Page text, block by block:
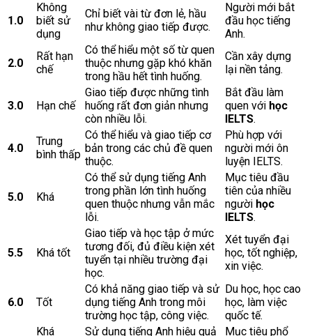
1.0
Không
biết sử
dụng
Chỉ biết vài từ đơn lẻ, hầu
như không giao tiếp được.
Người mới bắt
đầu học tiếng
Anh.
2.0
Rất hạn
chế
Có thể hiểu một số từ quen
thuộc nhưng gặp khó khăn
trong hầu hết tình huống.
Cần xây dựng
lại nền tảng.
3.0 Hạn chế
Giao tiếp được những tình
huống rất đơn giản nhưng
còn nhiều lỗi.
Bắt đầu làm
quen với học
IELTS.
4.0
Trung
bình thấp
Có thể hiểu và giao tiếp cơ
bản trong các chủ đề quen
thuộc.
Phù hợp với
người mới ôn
luyện IELTS.
5.0 Khá
Có thể sử dụng tiếng Anh
trong phần lớn tình huống
quen thuộc nhưng vẫn mắc
lỗi.
Mục tiêu đầu
tiên của nhiều
người học
IELTS.
5.5 Khá tốt
Giao tiếp và học tập ở mức
tương đối, đủ điều kiện xét
tuyển tại nhiều trường đại
học.
Xét tuyển đại
học, tốt nghiệp,
xin việc.
6.0 Tốt
Có khả năng giao tiếp và sử
dụng tiếng Anh trong môi
trường học tập, công việc.
Du học, học cao
học, làm việc
quốc tế.
Khá
Sử dụng tiếng Anh hiệu quả Mục tiêu phổ